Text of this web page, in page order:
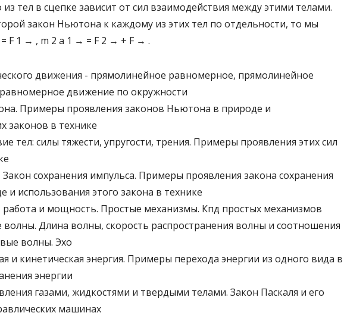
тел в сцепке зависит от сил взаимодействия между этими телами.
закон Ньютона к каждому из этих тел по отдельности, то мы
F 1 → , m 2 a 1 → = F 2 → + F → .
движения - прямолинейное равномерное, прямолинейное
движение по окружности
Примеры проявления законов Ньютона в природе и
законов в технике
тел: силы тяжести, упругости, трения. Примеры проявления этих сил
Закон сохранения импульса. Примеры проявления закона сохранения
и использования этого закона в технике
работа и мощность. Простые механизмы. Кпд простых механизмов
волны. Длина волны, скорость распространения волны и соотношения
волны. Эхо
и кинетическая энергия. Примеры перехода энергии из одного вида в
энергии
газами, жидкостями и твердыми телами. Закон Паскаля и его
машинах